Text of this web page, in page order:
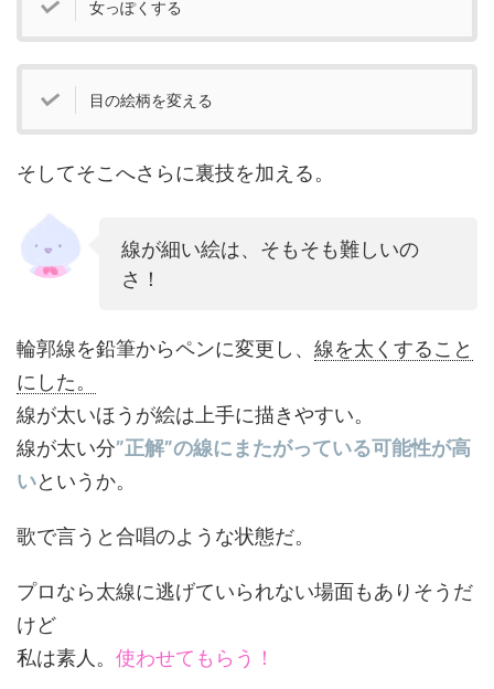
女っぽくする
目の絵柄を変える
そしてそこへさらに裏技を加える。
線が細い絵は、そもそも難しいの
さ！
輪郭線を鉛筆からペンに変更し、 線を太くすること
にした。
線が太いほうが絵は上手に描きやすい。
線が太い分”正解”の線にまたがっている可能性が高
いというか。
歌で言うと合唱のような状態だ。
プロなら太線に逃げていられない場面もありそうだ
けど
私は素人。 使わせてもらう！